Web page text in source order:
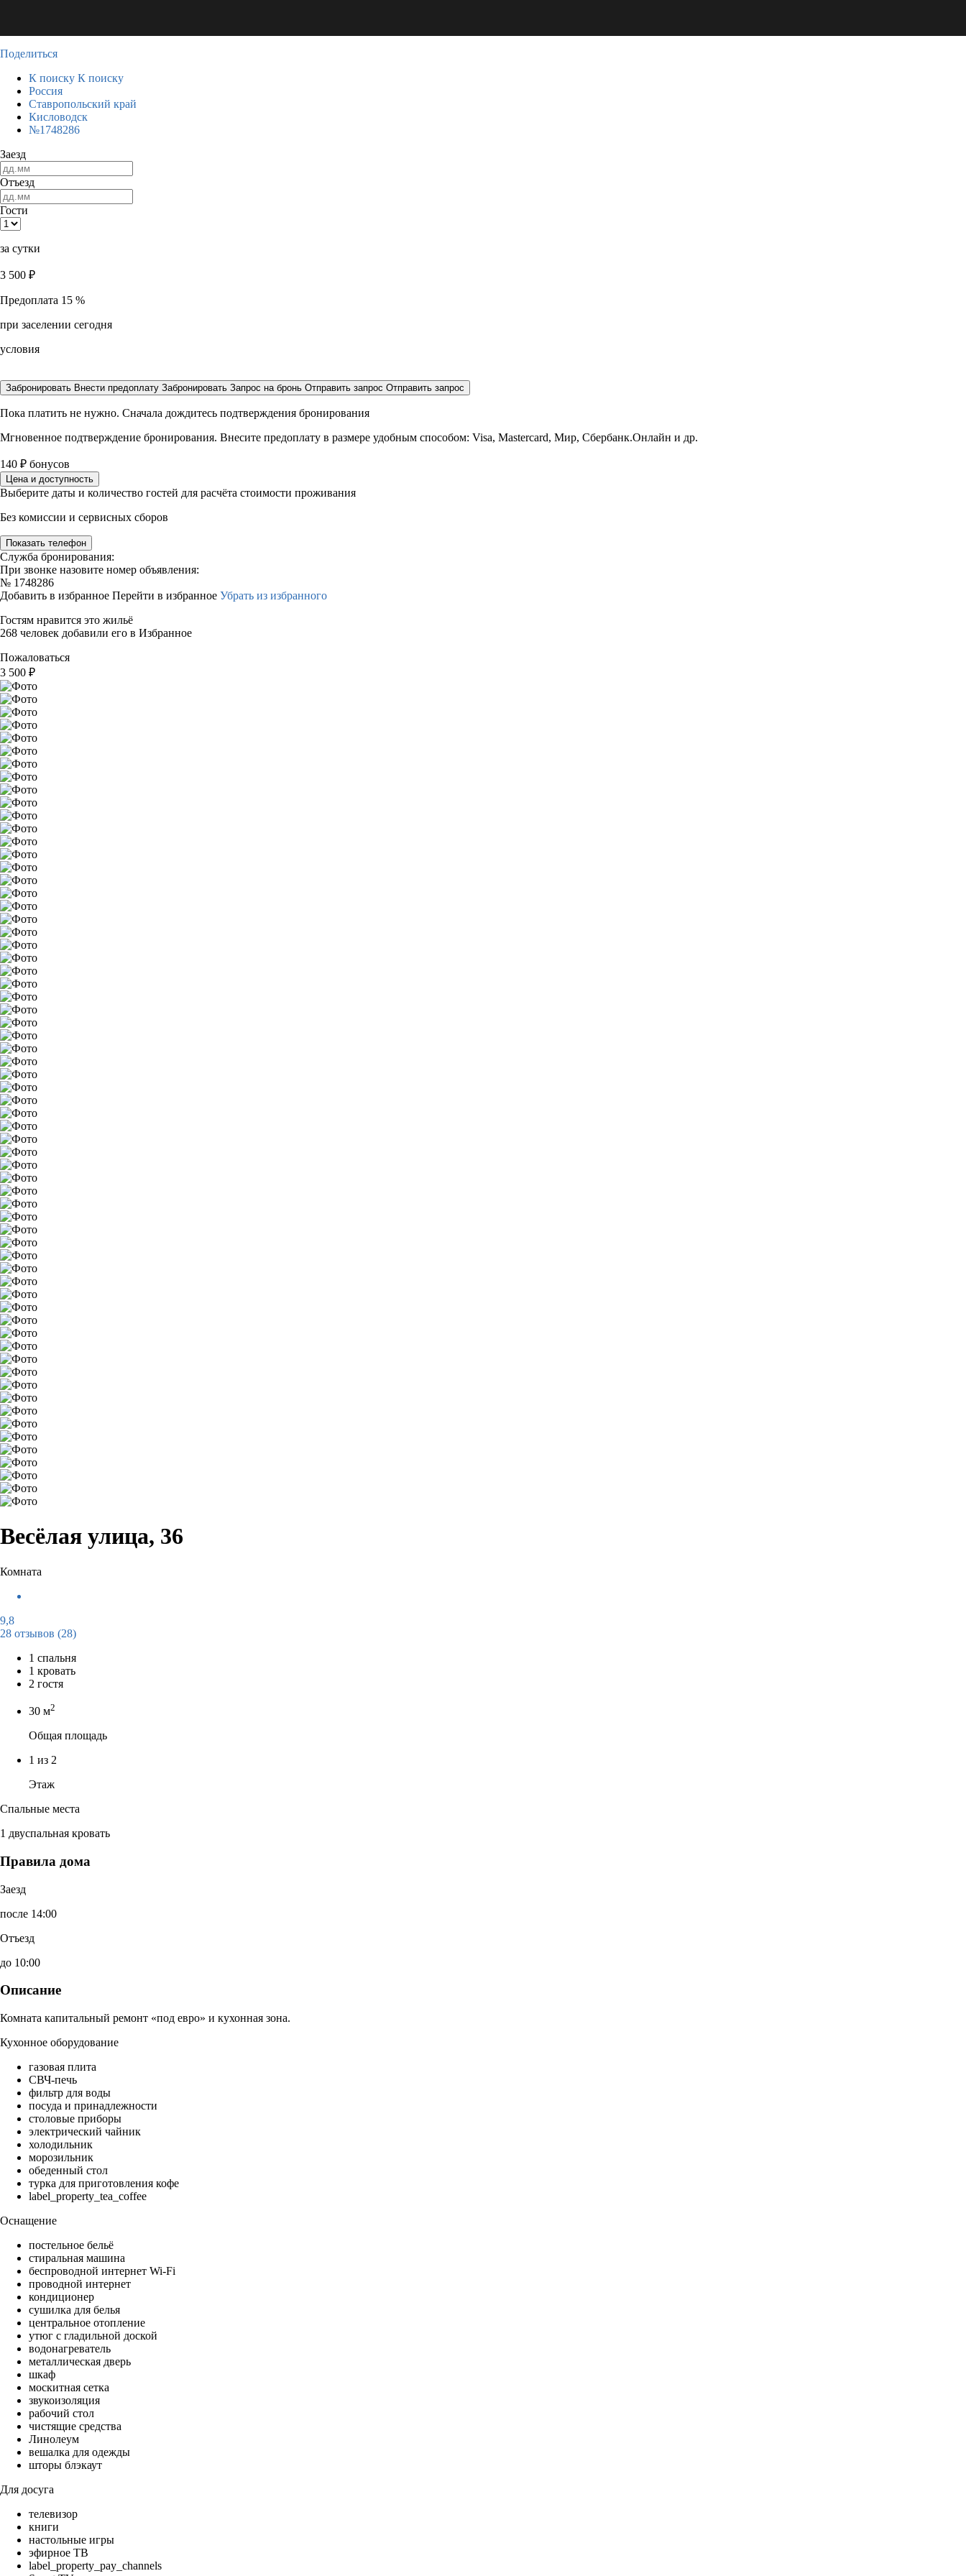
Поделиться
К поиску К поиску
Россия
Ставропольский край
Кисловодск
№1748286
Заезд
Отъезд
Гости
за сутки
3 500 ₽
Предоплата 15 %
при заселении сегодня
условия
Забронировать Внести предоплату Забронировать Запрос на бронь Отправить запрос Отправить запрос
Пока платить не нужно. Сначала дождитесь подтверждения бронирования
Мгновенное подтверждение бронирования. Внесите предоплату в размере удобным способом: Visa, Mastercard, Мир, Сбербанк.Онлайн и др.
140 ₽ бонусов
Цена и доступность
Выберите даты и количество гостей для расчёта стоимости проживания
Без комиссии и сервисных сборов
Показать телефон
Служба бронирования:
При звонке назовите номер объявления:
№ 1748286
Добавить в избранное Перейти в избранное Убрать из избранного
Гостям нравится это жильё
268 человек добавили его в Избранное
Пожаловаться
3 500 ₽
Весёлая улица, 36
Комната
9,8
28 отзывов (28)
1 спальня
1 кровать
2 гостя
30 м2
Общая площадь
1 из 2
Этаж
Спальные места
1 двуспальная кровать
Правила дома
Заезд
после 14:00
Отъезд
до 10:00
Описание
Комната капитальный ремонт «под евро» и кухонная зона.
Кухонное оборудование
газовая плита
СВЧ-печь
фильтр для воды
посуда и принадлежности
столовые приборы
электрический чайник
холодильник
морозильник
обеденный стол
турка для приготовления кофе
label_property_tea_coffee
Оснащение
постельное бельё
стиральная машина
беспроводной интернет Wi-Fi
проводной интернет
кондиционер
сушилка для белья
центральное отопление
утюг с гладильной доской
водонагреватель
металлическая дверь
шкаф
москитная сетка
звукоизоляция
рабочий стол
чистящие средства
Линолеум
вешалка для одежды
шторы блэкаут
Для досуга
телевизор
книги
настольные игры
эфирное ТВ
label_property_pay_channels